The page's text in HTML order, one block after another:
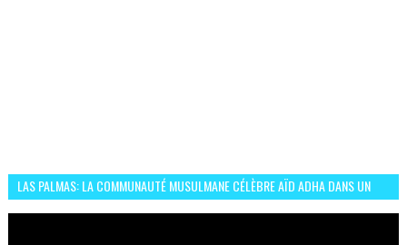
LAS PALMAS: LA COMMUNAUTÉ MUSULMANE CÉLÈBRE AÏD ADHA DANS UN